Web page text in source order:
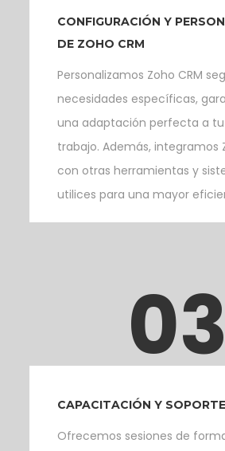
CONFIGURACIÓN Y
DE ZOHO CRM
Personalizamos Zoho CRM
necesidades específicas,
una adaptación perfecta a
trabajo. Además, integramos
con otras herramientas y
utilices para una mayor
03
CAPACITACIÓN Y
Ofrecemos sesiones de